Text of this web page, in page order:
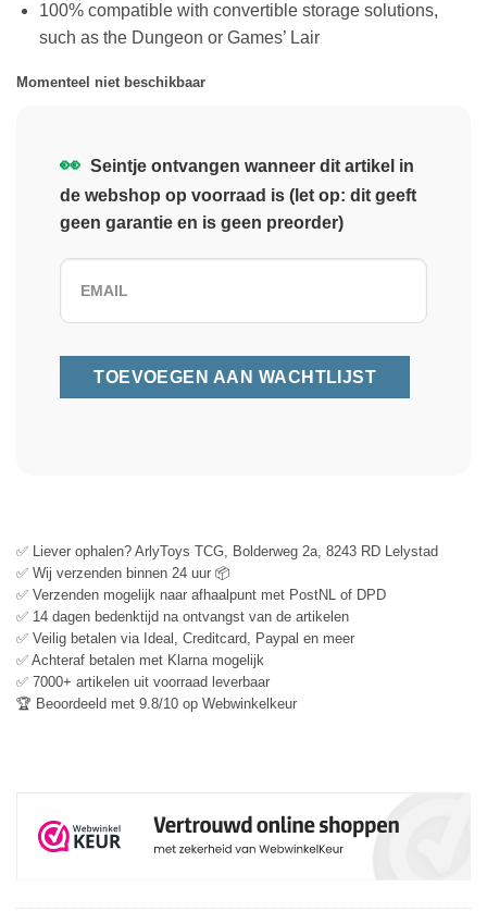
100% compatible with convertible storage solutions,
such as the Dungeon or Games’ Lair
Momenteel niet beschikbaar
👀 Seintje ontvangen wanneer dit artikel in
de webshop op voorraad is (let op: dit geeft
geen garantie en is geen preorder)
✅ Liever ophalen? ArlyToys TCG, Bolderweg 2a, 8243 RD Lelystad
✅ Wij verzenden binnen 24 uur 📦
✅ Verzenden mogelijk naar afhaalpunt met PostNL of DPD
✅ 14 dagen bedenktijd na ontvangst van de artikelen
✅ Veilig betalen via Ideal, Creditcard, Paypal en meer
✅ Achteraf betalen met Klarna mogelijk
✅ 7000+ artikelen uit voorraad leverbaar
🏆 Beoordeeld met 9.8/10 op Webwinkelkeur